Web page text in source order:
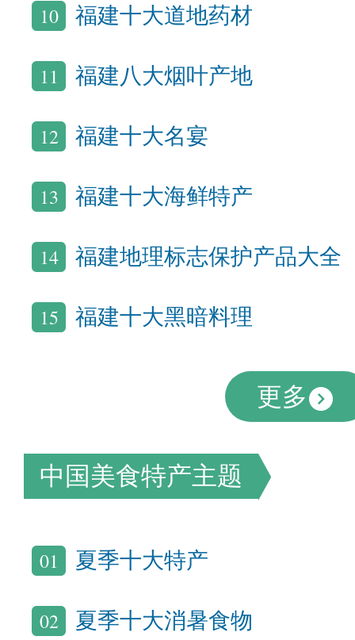
10 福建十大道地药材
11 福建八大烟叶产地
12 福建十大名宴
13 福建十大海鲜特产
14 福建地理标志保护产品大全
15 福建十大黑暗料理
更多
中国美食特产主题
01 夏季十大特产
02 夏季十大消暑食物